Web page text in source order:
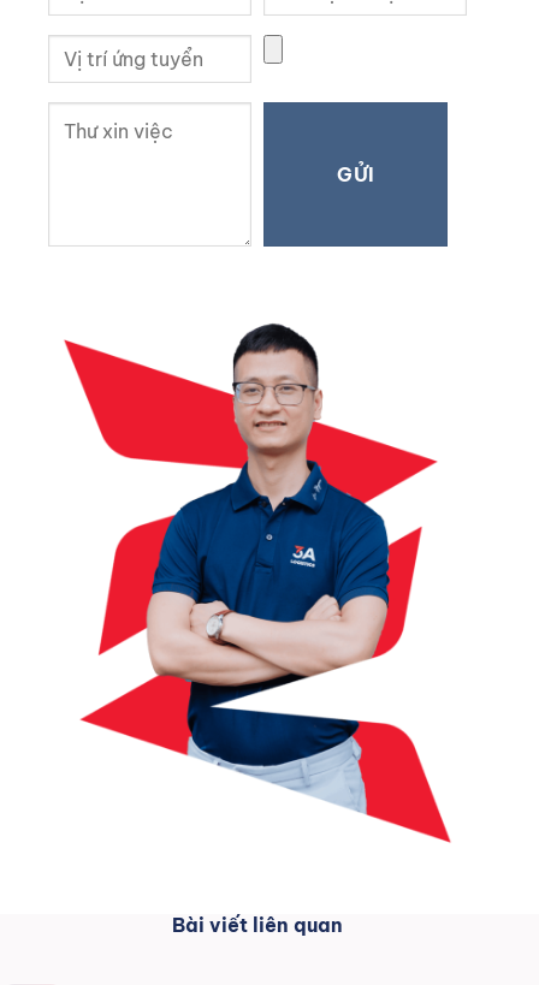
Bài viết liên quan